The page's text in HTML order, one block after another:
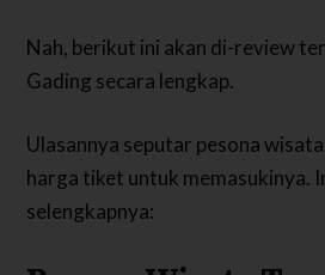
Nah, berikut ini akan di-review
Gading secara lengkap.
Ulasannya seputar pesona
harga tiket untuk memasukinya.
selengkapnya: